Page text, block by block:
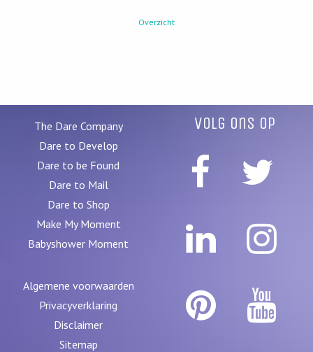
Overzicht
The Dare Company
Dare to Develop
Dare to be Found
Dare to Mail
Dare to Shop
Make My Moment
Babyshower Moment
Algemene voorwaarden
Privacyverklaring
Disclaimer
Sitemap
Volg ons op